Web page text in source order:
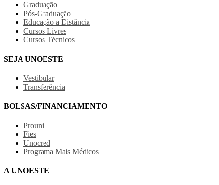
Graduação
Pós-Graduação
Educação a Distância
Cursos Livres
Cursos Técnicos
SEJA UNOESTE
Vestibular
Transferência
BOLSAS/FINANCIAMENTO
Prouni
Fies
Unocred
Programa Mais Médicos
A UNOESTE